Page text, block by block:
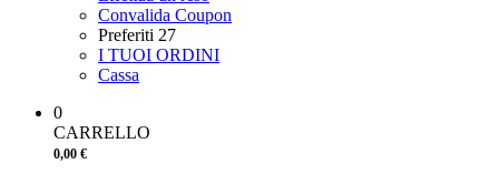
Convalida Coupon
Preferiti 27
I TUOI ORDINI
Cassa
0
CARRELLO
0,00 €